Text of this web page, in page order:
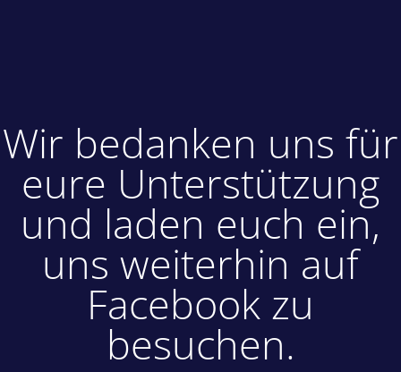
Wir bedanken uns für
eure Unterstützung
und laden euch ein,
uns weiterhin auf
Facebook zu
besuchen.